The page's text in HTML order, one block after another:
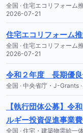
全国 · 住宅エコリフォーム
2026-07-21
住宅エコリフォーム
全国 · 住宅エコリフォーム
2026-07-21
令和２年度 長期優良
全国 · 中央省庁・J-Grants
【執行団体公募】令
ルギー投資促進事業
全国 · 住宅・建築物需給一